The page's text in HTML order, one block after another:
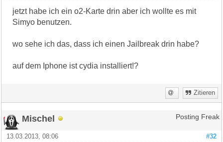
jetzt habe ich ein o2-Karte drin aber ich wollte es mit
Simyo benutzen.
wo sehe ich das, dass ich einen Jailbreak drin habe?
auf dem Iphone ist cydia installiert!?
Zitieren
Mischel Posting Freak
#32
13.03.2013, 08:06